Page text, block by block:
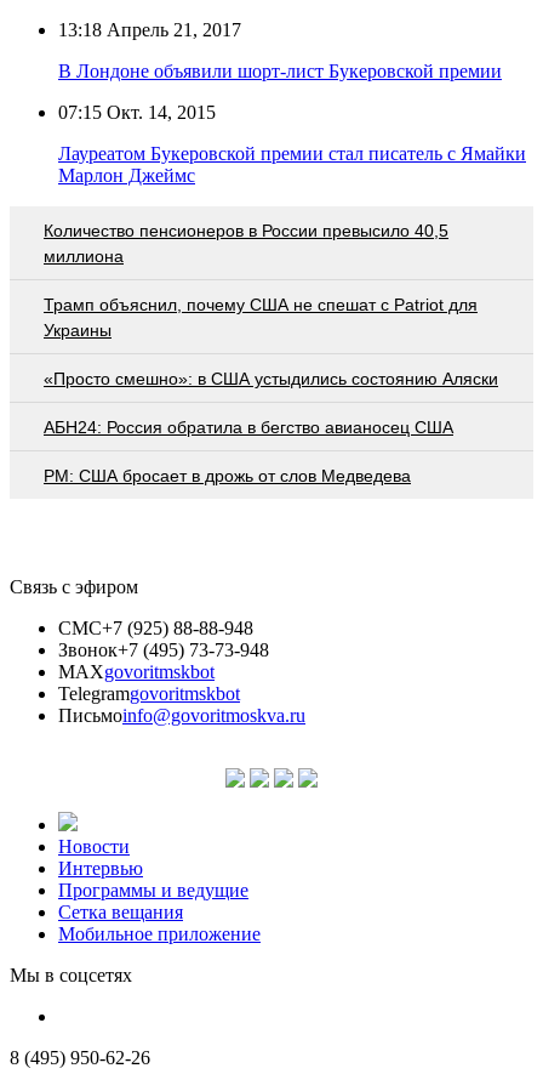
13:18 Апрель 21, 2017
В Лондоне объявили шорт-лист Букеровской премии
07:15 Окт. 14, 2015
Лауреатом Букеровской премии стал писатель с Ямайки
Марлон Джеймс
Количество пенсионеров в России превысило 40,5
миллиона
Трамп объяснил, почему США не спешат с Patriot для
Украины
«Просто смешно»: в США устыдились состоянию Аляски
АБН24: Россия обратила в бегство авианосец США
PM: США бросает в дрожь от слов Медведева
Связь с эфиром
СМС+7 (925) 88-88-948
Звонок+7 (495) 73-73-948
MAXgovoritmskbot
Telegramgovoritmskbot
Письмоinfo@govoritmoskva.ru
Новости
Интервью
Программы и ведущие
Сетка вещания
Мобильное приложение
Мы в соцсетях
8 (495) 950-62-26